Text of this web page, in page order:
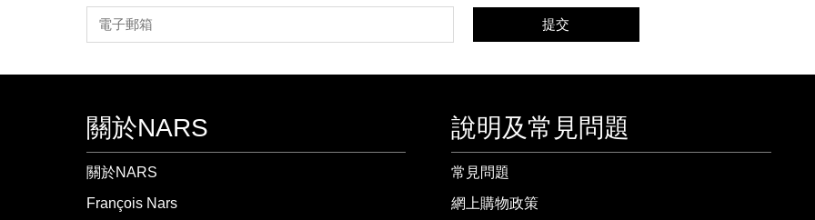
提交
關於NARS
關於NARS
François Nars
說明及常見問題
常見問題
網上購物政策